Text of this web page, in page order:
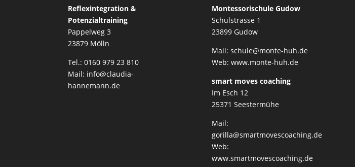
Reflexintegration &
Potenzialtraining
Pappelweg 3
23879 Mölln
Tel.: 0160 979 23 810
Mail: info@claudia-
hannemann.de
Montessorischule Gudow
Schulstrasse 1
23899 Gudow
Mail: schule@monte-huh.de
Web: www.monte-huh.de
smart moves coaching
Im Esch 12
25371 Seestermühe
Mail:
gorilla@smartmovescoaching.de
Web:
www.smartmovescoaching.de